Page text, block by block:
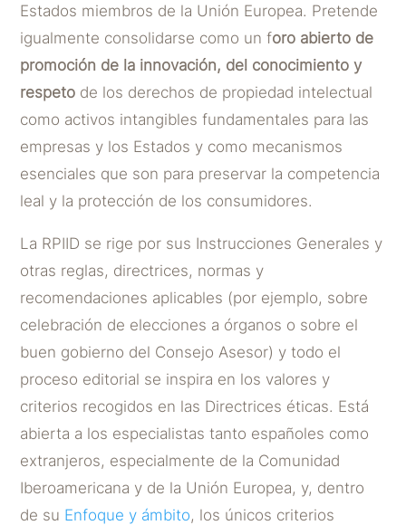
Estados miembros de la Unión Europea. Pretende
igualmente consolidarse como un foro abierto de
promoción de la innovación, del conocimiento y
respeto de los derechos de propiedad intelectual
como activos intangibles fundamentales para las
empresas y los Estados y como mecanismos
esenciales que son para preservar la competencia
leal y la protección de los consumidores.
La RPIID se rige por sus Instrucciones Generales y
otras reglas, directrices, normas y
recomendaciones aplicables (por ejemplo, sobre
celebración de elecciones a órganos o sobre el
buen gobierno del Consejo Asesor) y todo el
proceso editorial se inspira en los valores y
criterios recogidos en las Directrices éticas. Está
abierta a los especialistas tanto españoles como
extranjeros, especialmente de la Comunidad
Iberoamericana y de la Unión Europea, y, dentro
de su Enfoque y ámbito, los únicos criterios